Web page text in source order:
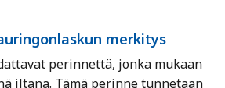
merkitys
perinnettä, jonka mukaan
iltana. Tämä perinne tunnetaan